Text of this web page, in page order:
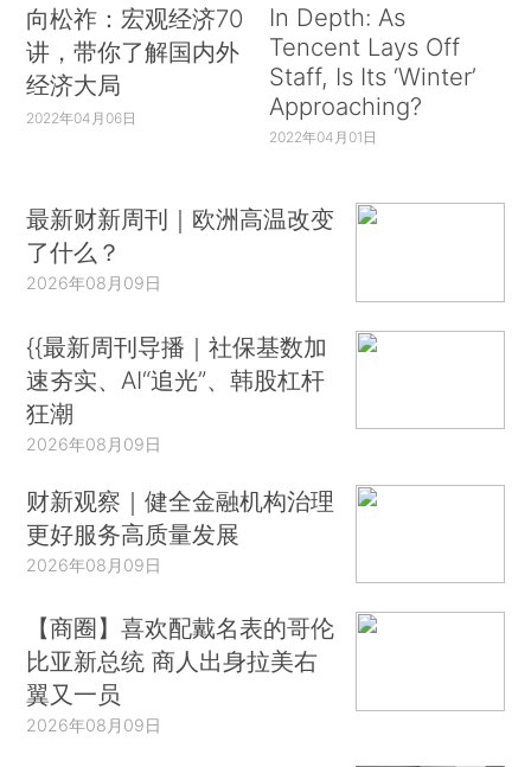
向松祚：宏观经济70
讲，带你了解国内外
经济大局
2022年04月06日
In Depth: As
Tencent Lays Off
Staff, Is Its ‘Winter’
Approaching?
2022年04月01日
最新财新周刊｜欧洲高温改变
了什么？
2026年08月09日
{{最新周刊导播｜社保基数加
速夯实、AI“追光”、韩股杠杆
狂潮
2026年08月09日
财新观察｜健全金融机构治理
更好服务高质量发展
2026年08月09日
【商圈】喜欢配戴名表的哥伦
比亚新总统 商人出身拉美右
翼又一员
2026年08月09日